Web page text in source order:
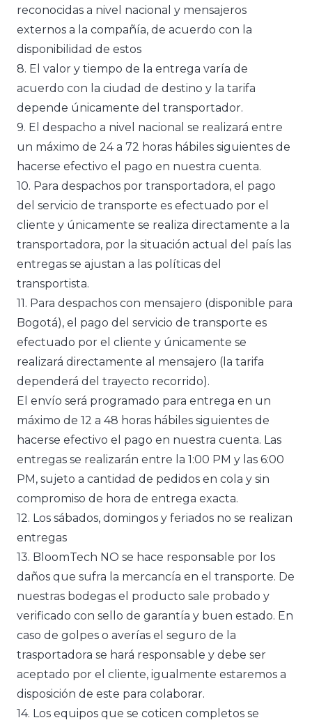
reconocidas a nivel nacional y mensajeros
externos a la compañía, de acuerdo con la
disponibilidad de estos
8. El valor y tiempo de la entrega varía de
acuerdo con la ciudad de destino y la tarifa
depende únicamente del transportador.
9. El despacho a nivel nacional se realizará entre
un máximo de 24 a 72 horas hábiles siguientes de
hacerse efectivo el pago en nuestra cuenta.
10. Para despachos por transportadora, el pago
del servicio de transporte es efectuado por el
cliente y únicamente se realiza directamente a la
transportadora, por la situación actual del país las
entregas se ajustan a las políticas del
transportista.
11. Para despachos con mensajero (disponible para
Bogotá), el pago del servicio de transporte es
efectuado por el cliente y únicamente se
realizará directamente al mensajero (la tarifa
dependerá del trayecto recorrido).
El envío será programado para entrega en un
máximo de 12 a 48 horas hábiles siguientes de
hacerse efectivo el pago en nuestra cuenta. Las
entregas se realizarán entre la 1:00 PM y las 6:00
PM, sujeto a cantidad de pedidos en cola y sin
compromiso de hora de entrega exacta.
12. Los sábados, domingos y feriados no se realizan
entregas
13. BloomTech NO se hace responsable por los
daños que sufra la mercancía en el transporte. De
nuestras bodegas el producto sale probado y
verificado con sello de garantía y buen estado. En
caso de golpes o averías el seguro de la
trasportadora se hará responsable y debe ser
aceptado por el cliente, igualmente estaremos a
disposición de este para colaborar.
14. Los equipos que se coticen completos se